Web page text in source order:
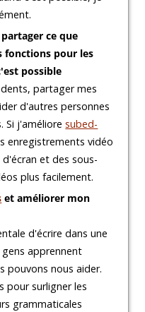
ce que
fonctions pour les
possible
partager mes
d'autres personnes
Si j'amélioresubed-
enregistrements vidéo
et des sous-
plus facilement.
et améliorer mon
d'écrire dans une
apprennent
pouvons nous aider.
pour surligner les
grammaticales